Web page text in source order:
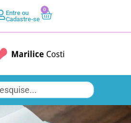
Entre ou
Cadastre-se
0